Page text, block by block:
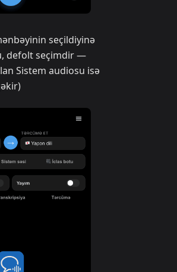
seçildiyinə
defolt seçimdir —
Sistem audiosu isə